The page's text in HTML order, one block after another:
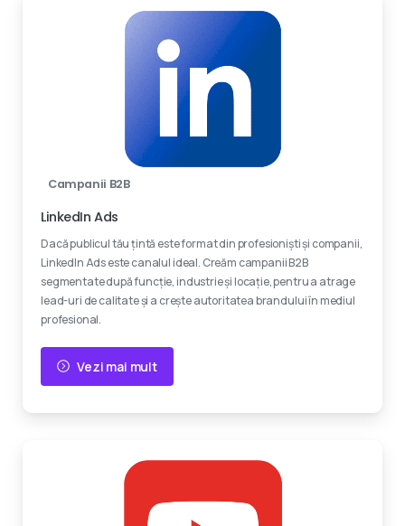
Campanii B2B
LinkedIn Ads
Dacă publicul tău țintă este format din profesioniști și companii,
LinkedIn Ads este canalul ideal. Creăm campanii B2B
segmentate după funcție, industrie și locație, pentru a atrage
lead-uri de calitate și a crește autoritatea brandului în mediul
profesional.
Vezi mai mult